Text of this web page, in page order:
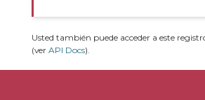
Usted también puede acceder a este
(ver API Docs).